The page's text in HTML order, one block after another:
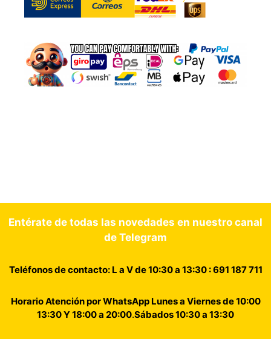
Entérate de todas las novedades en nuestro canal
de Telegram
Teléfonos de contacto: L a V de 10:30 a 13:30 : 691 187 711
Horario Atención por WhatsApp Lunes a Viernes de 10:00
13:30 Y 18:00 a 20:00.Sábados 10:30 a 13:30